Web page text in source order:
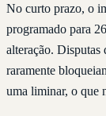
No curto prazo, o
programado para
alteração. Disputas
raramente
uma liminar, o que